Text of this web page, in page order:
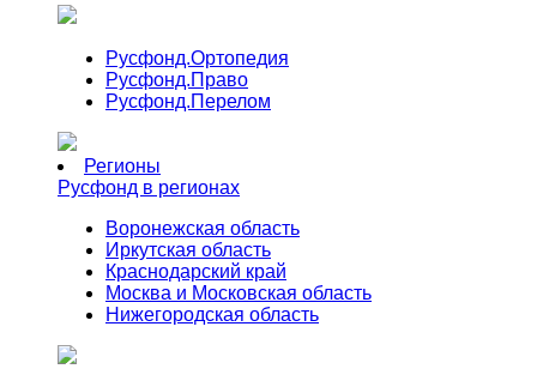
Русфонд.Ортопедия
Русфонд.Право
Русфонд.Перелом
Регионы
Русфонд в регионах
Воронежская область
Иркутская область
Краснодарский край
Москва и Московская область
Нижегородская область